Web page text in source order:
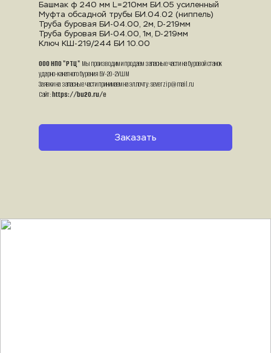
Башмак ф 240 мм L=210мм БИ.О5 усиленный
Муфта обсадной трубы БИ.04.02 (ниппель)
Труба буровая БИ-04.00, 2м, D-219мм
Труба буровая БИ-04.00, 1м, D-219мм
Ключ КШ-219/244 БИ 10.00
ООО НПО "РТЦ" Мы производим и продаем запасные части на буровой станок
ударно-канатного бурения БУ-20-2УШМ
Заявки на запасные части принимаем на эл.почту: severzip@mail.ru
Сайт: https://bu20.ru/е
Заказать